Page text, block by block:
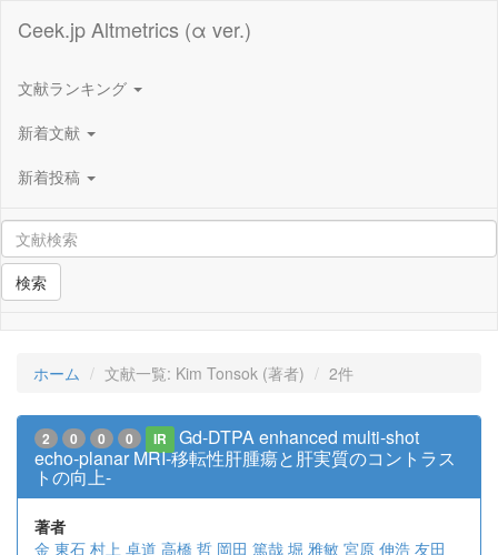
Ceek.jp Altmetrics (α ver.)
文献ランキング
新着文献
新着投稿
検索
ホーム 文献一覧: Kim Tonsok (著者) 2件
2 0 0 0 IR
Gd-DTPA enhanced multi-shot
echo-planar MRI-移転性肝腫瘍と肝実質のコントラス
トの向上-
著者
金 東石 村上 卓道 高橋 哲 岡田 篤哉 堀 雅敏 宮原 伸浩 友田